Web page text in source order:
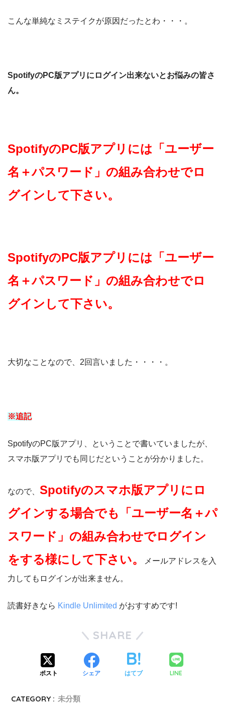
こんな単純なミステイクが原因だったとわ・・・。
SpotifyのPC版アプリにログイン出来ないとお悩みの皆さ
ん。
SpotifyのPC版アプリには「ユーザー
名＋パスワード」の組み合わせでロ
グインして下さい。
SpotifyのPC版アプリには「ユーザー
名＋パスワード」の組み合わせでロ
グインして下さい。
大切なことなので、2回言いました・・・・。
※追記
SpotifyのPC版アプリ、ということで書いていましたが、
スマホ版アプリでも同じだということが分かりました。
なので、 Spotifyのスマホ版アプリにロ
グインする場合でも「ユーザー名＋パ
スワード」の組み合わせでログイン
をする様にして下さい。
メールアドレスを入
力してもログインが出来ません。
読書好きなら Kindle Unlimited がおすすめです!
SHARE
ポスト シェア はてブ LINE
CATEGORY : 未分類